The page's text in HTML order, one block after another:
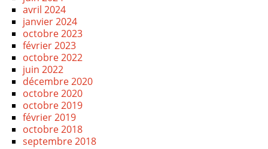
avril 2024
janvier 2024
octobre 2023
février 2023
octobre 2022
juin 2022
décembre 2020
octobre 2020
octobre 2019
février 2019
octobre 2018
septembre 2018